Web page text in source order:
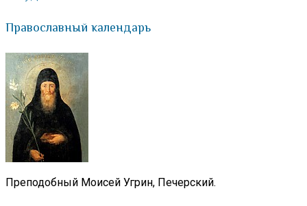
Православный календарь
Преподобный Моисей Угрин, Печерский.